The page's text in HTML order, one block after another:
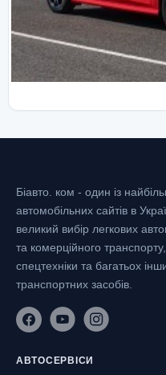
Біавто. ком - один із
автомобільних сайтів в
великий вибір легкових
та комерційного транспорту,
спецтехніки та багатьох
транспортних засобів.
АВТОСЕРВІСИ